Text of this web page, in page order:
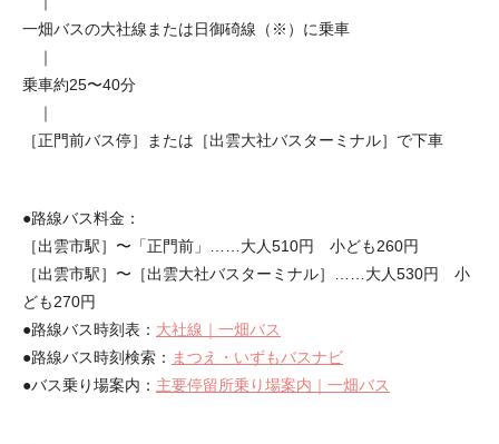
一畑バスの大社線または日御碕線（※）に乗車
｜
乗車約25〜40分
｜
［正門前バス停］または［出雲大社バスターミナル］で下車
●路線バス料金：
［出雲市駅］〜「正門前」……大人510円 小ども260円
［出雲市駅］〜［出雲大社バスターミナル］……大人530円 小
ども270円
●路線バス時刻表： 大社線｜一畑バス
●路線バス時刻検索： まつえ・いずもバスナビ
●バス乗り場案内： 主要停留所乗り場案内｜一畑バス